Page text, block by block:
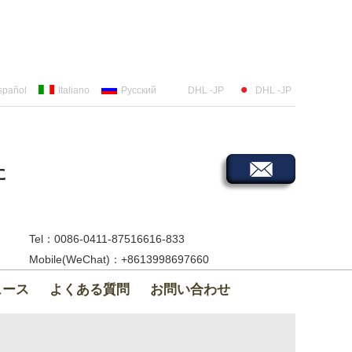
Italiano Русский DHL -JP DHL -JP
Tel：0086-0411-87516616-833
Mobile(WeChat)：+8613998697660
ス よくある質問 お問い合わせ